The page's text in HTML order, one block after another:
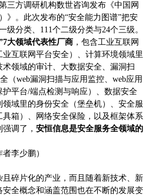
三方调研机构数世咨询发布《中国网
》。此次发布的“安全能力图谱”把安
级分类、111个二级分类与24个三级。
大领域代表性厂商 ，包含工业互联网
互联网平台安全）、计算环境领域里
领域的审计、大数据安全、漏洞扫
（web漏洞扫描与应用监控、web应用
平台/端点检测与响应）、数据安全
领域里的身份安全（堡垒机）、安全服
箱）、网络安全保险，以及框架体系
强调了，安恒信息是安全服务全领域的
李少鹏）
碎片化的产业，而且随着新技术、新
全概念和涵盖范围也在不断的发展变